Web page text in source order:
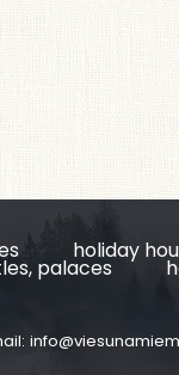
holiday
palaces